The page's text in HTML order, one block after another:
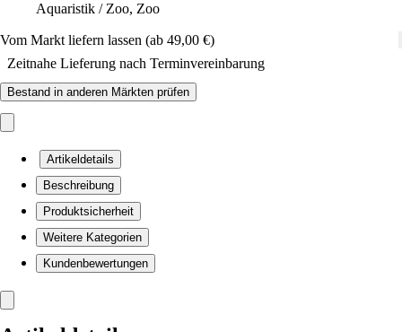
Aquaristik / Zoo, Zoo
Vom Markt liefern lassen (ab 49,00 €)
Zeitnahe Lieferung nach Terminvereinbarung
Bestand in anderen Märkten prüfen
Artikeldetails
Beschreibung
Produktsicherheit
Weitere Kategorien
Kundenbewertungen